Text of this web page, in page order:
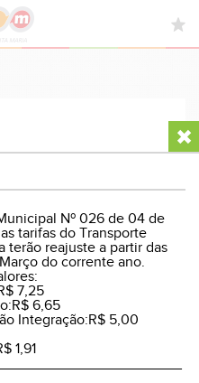
Nº 026 de 04 de
tarifas do Transporte
terão reajuste a partir das
do corrente ano.
7,25
6,65
Integração:R$ 5,00
1,91
E ROTA